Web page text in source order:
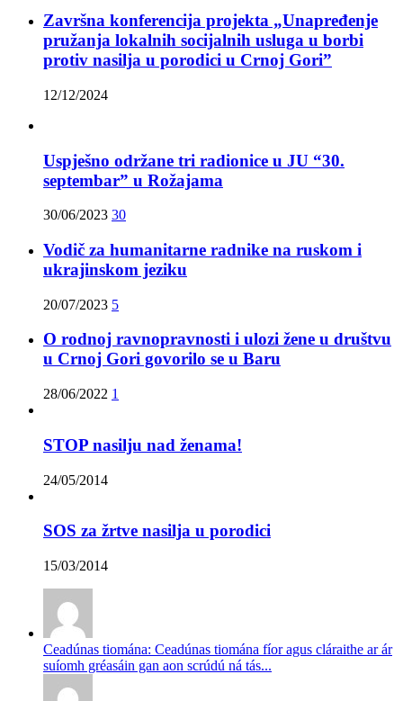
Završna konferencija projekta „Unapređenje
pružanja lokalnih socijalnih usluga u borbi
protiv nasilja u porodici u Crnoj Gori”
12/12/2024
Uspješno održane tri radionice u JU “30.
septembar” u Rožajama
30/06/2023 30
Vodič za humanitarne radnike na ruskom i
ukrajinskom jeziku
20/07/2023 5
O rodnoj ravnopravnosti i ulozi žene u društvu
u Crnoj Gori govorilo se u Baru
28/06/2022 1
STOP nasilju nad ženama!
24/05/2014
SOS za žrtve nasilja u porodici
15/03/2014
Ceadúnas tiomána: Ceadúnas tiomána fíor agus cláraithe ar ár
suíomh gréasáin gan aon scrúdú ná tás...